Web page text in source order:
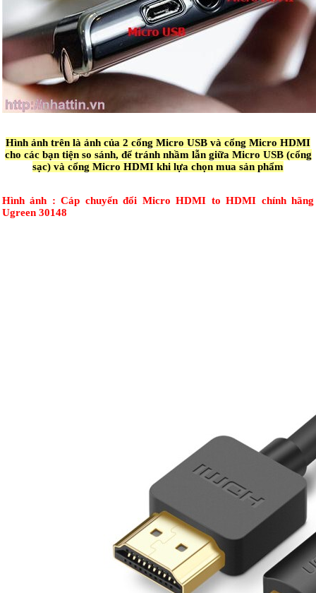
Hình ảnh trên là ảnh của 2 cổng Micro USB và cổng Micro HDMI
cho các bạn tiện so sánh, để tránh nhầm lẫn giữa Micro USB (cổng
sạc) và cổng Micro HDMI khi lựa chọn mua sản phẩm
Hình ảnh : Cáp chuyển đổi Micro HDMI to HDMI chính hãng
Ugreen 30148